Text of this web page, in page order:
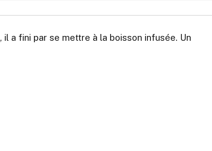
a fini par se mettre à la boisson infusée. Un